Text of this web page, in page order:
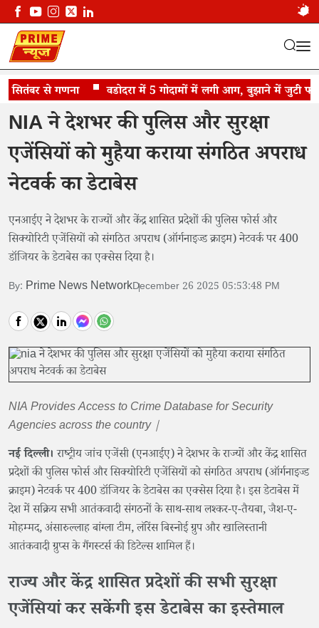
से गणना वडोदरा में 5 गोदामों में लगी आग, बुझाने में जुटी फायर
NIA ने देशभर की पुलिस और सुरक्षा एजेंसियों को...
NIA ने देशभर की पुलिस और सुरक्षा
एजेंसियों को मुहैया कराया संगठित अपराध
नेटवर्क का डेटाबेस
एनआईए ने देशभर के राज्यों और केंद्र शासित प्रदेशों की पुलिस फोर्स और
सिक्योरिटी एजेंसियों को संगठित अपराध (ऑर्गनाइज्ड क्राइम) नेटवर्क पर 400
डॉजियर के डेटाबेस का एक्सेस दिया है।
By: Prime News NetworkDecember 26 2025 05:53:48 PM
NIA Provides Access to Crime Database for Security
Agencies across the country |
नई दिल्ली।राष्ट्रीय जांच एजेंसी (एनआईए) ने देशभर के राज्यों और केंद्र शासित
प्रदेशों की पुलिस फोर्स और सिक्योरिटी एजेंसियों को संगठित अपराध (ऑर्गनाइज्ड
क्राइम) नेटवर्क पर 400 डॉजियर के डेटाबेस का एक्सेस दिया है। इस डेटाबेस में
देश में सक्रिय सभी आतंकवादी संगठनों के साथ-साथ लश्कर-ए-तैयबा, जैश-ए-
मोहम्मद, अंसारुल्लाह बांग्ला टीम, लॉरेंस बिस्नोई ग्रुप और खालिस्तानी
आतंकवादी ग्रुप्स के गैंगस्टर्स की डिटेल्स शामिल हैं।
राज्य और केंद्र शासित प्रदेशों की सभी सुरक्षा
एजेंसियां कर सकेंगी इस डेटाबेस का इस्तेमाल